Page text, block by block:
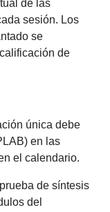
de las
sesión. Los
se
de
única debe
en las
el calendario.
de síntesis
del